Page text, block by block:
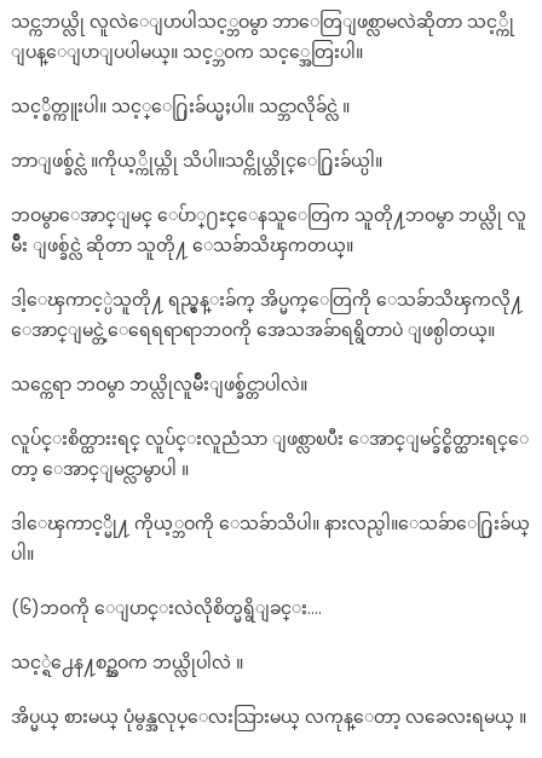
သင္ကဘယ္လို လူလဲေျပာပါသင့္ဘဝမွာ ဘာေတြျဖစ္လာမလဲဆိုတာ သင့္ကို
ျပန္ေျပာျပပါမယ္။ သင့္ဘဝက သင့္အေတြးပါ။
သင့္စိတ္ကူးပါ။ သင့္ေ႐ြးခ်ယ္မႈပါ။ သင္ဘာလိုခ်င္လဲ ။
ဘာျဖစ္ခ်င္လဲ ။ကိုယ့္ကိုယ္ကို သိပါ။သင္ကိုယ္တိုင္ေ႐ြးခ်ယ္ပါ။
ဘဝမွာေအာင္ျမင္ ေပ်ာ္႐ႊင္ေနသူေတြက သူတို႔ဘဝမွာ ဘယ္လို လူ
မ်ိဳး ျဖစ္ခ်င္လဲ ဆိုတာ သူတို႔ ေသခ်ာသိၾကတယ္။
ဒါ့ေၾကာင့္ပဲသူတို႔ ရည္မွန္းခ်က္ အိပ္မက္ေတြကို ေသခ်ာသိၾကလို႔
ေအာင္ျမင္တဲ့ေရေရရာရာဘဝကို အေသအခ်ာရရွိတာပဲ ျဖစ္ပါတယ္။
သင္ကေရာ ဘဝမွာ ဘယ္လိုလူမ်ိဳးျဖစ္ခ်င္တာပါလဲ။
လူပ်င္းစိတ္ထားးရင္ လူပ်င္းလူညံသာ ျဖစ္လာၿပီး ေအာင္ျမင္ခ်င္စိတ္ထားရင္ေ
တာ့ ေအာင္ျမင္လာမွာပါ ။
ဒါေၾကာင့္မို႔ ကိုယ့္ဘဝကို ေသခ်ာသိပါ။ နားလည္ပါ။ေသခ်ာေ႐ြးခ်ယ္
ပါ။
(၆)ဘဝကို ေျပာင္းလဲလိုစိတ္မရွိျခင္း….
သင့္ရဲ႕ေန႔စဥ္ဘဝက ဘယ္လိုပါလဲ ။
အိပ္မယ္ စားမယ္ ပုံမွန္အလုပ္ေလးသြားမယ္ လကုန္ေတာ့ လခေလးရမယ္ ။